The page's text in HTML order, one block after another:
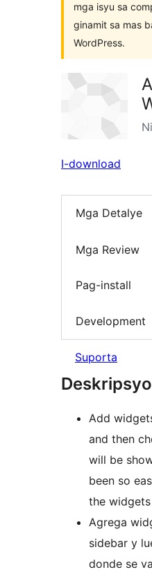
mga isyu sa
ginamit sa mas
WordPress.
Ni
I-download
Mga Detalye
Mga Review
Pag-install
Development
Suporta
Add
and then
will be
been so
the
Agrega
sidebar y
donde se